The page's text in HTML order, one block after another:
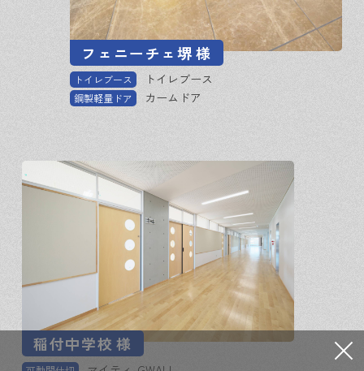
フェニーチェ堺様
トイレブース トイレブース
鋼製軽量ドア カームドア
稲付中学校 様